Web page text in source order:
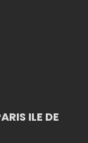
ILE DE